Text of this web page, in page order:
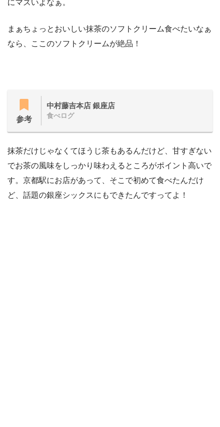
にマズいよなぁ。
まぁちょっとおいしい抹茶のソフトクリーム食べたいなぁ
なら、ここのソフトクリームが絶品！
参考
中村藤吉本店 銀座店
食べログ
抹茶だけじゃなくてほうじ茶もあるんだけど、甘すぎない
でお茶の風味をしっかり味わえるところがポイント高いで
す。京都駅にお店があって、そこで初めて食べたんだけ
ど、話題の銀座シックスにもできたんですってよ！